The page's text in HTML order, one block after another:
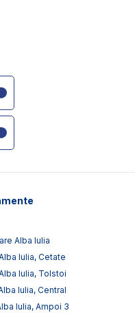
Alba Iulia
Iulia, Cetate
Iulia, Tolstoi
Iulia, Central
Iulia, Ampoi 3